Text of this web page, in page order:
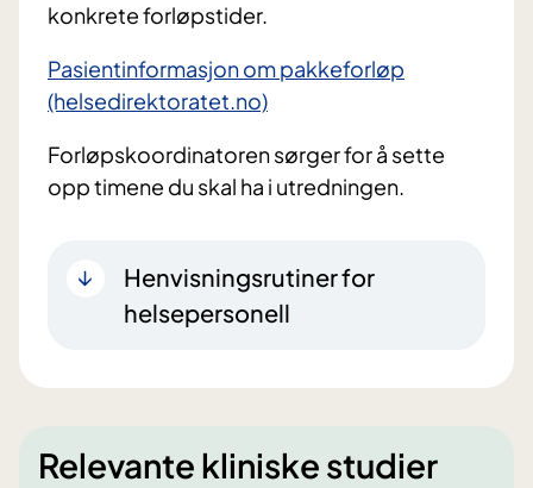
konkrete forløpstider.
Pasientinformasjon om pakkeforløp
(helsedirektoratet.no)
Forløpskoordinatoren sørger for å sette
opp timene du skal ha i utredningen.
Henvisningsrutiner for
helsepersonell
Relevante kliniske studier